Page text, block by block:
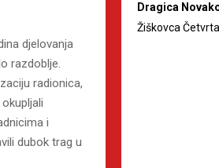
djelovanja
razdoblje.
radionica,
i
dubok trag u
Dragica
Žiškovca